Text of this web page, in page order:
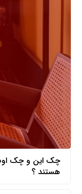
چک این و چک
هستند ؟